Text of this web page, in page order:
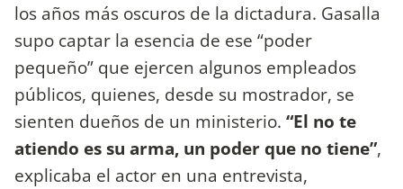
los años más oscuros de la dictadura. Gasalla
supo captar la esencia de ese “poder
pequeño” que ejercen algunos empleados
públicos, quienes, desde su mostrador, se
sienten dueños de un ministerio. “El no te
atiendo es su arma, un poder que no tiene”,
explicaba el actor en una entrevista,